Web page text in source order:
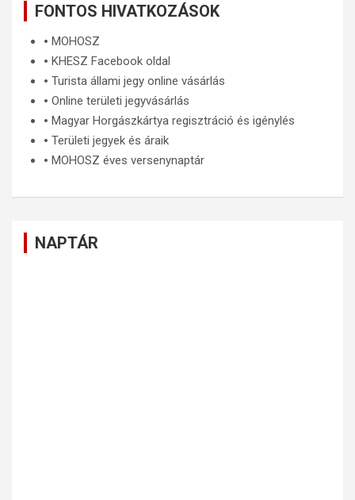
FONTOS HIVATKOZÁSOK
🞄 MOHOSZ
🞄 KHESZ Facebook oldal
🞄 Turista állami jegy online vásárlás
🞄 Online területi jegyvásárlás
🞄 Magyar Horgászkártya regisztráció és igénylés
🞄 Területi jegyek és áraik
🞄 MOHOSZ éves versenynaptár
NAPTÁR